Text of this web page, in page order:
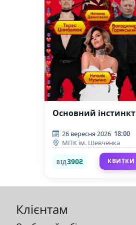
Основний інстинкт
26 вересня 2026 18:00
МПК ім. Шевченка
ВІД390₴ КВИТКИ
Клієнтам